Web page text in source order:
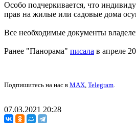
Особо подчеркивается, что
прав на жилые или садовые дома
Все необходимые документы
Ранее "Панорама" писала в апреле
Подпишитесь на нас в MAX, Telegram.
07.03.2021 20:28